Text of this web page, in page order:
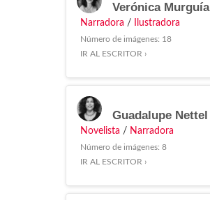
Verónica Murguía
Narradora / Ilustradora
Número de imágenes: 18
IR AL ESCRITOR ›
Guadalupe Nettel
Novelista / Narradora
Número de imágenes: 8
IR AL ESCRITOR ›